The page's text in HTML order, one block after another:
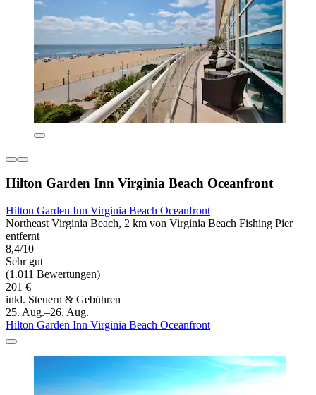
Hilton Garden Inn Virginia Beach Oceanfront
Hilton Garden Inn Virginia Beach Oceanfront
Northeast Virginia Beach, 2 km von Virginia Beach Fishing Pier
entfernt
8,4/10
Sehr gut
(1.011 Bewertungen)
201 €
inkl. Steuern & Gebühren
25. Aug.–26. Aug.
Hilton Garden Inn Virginia Beach Oceanfront